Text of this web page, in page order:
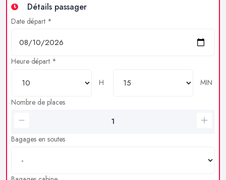
Détails passager
Date départ *
Heure départ *
H
MIN
Nombre de places
Bagages en soutes